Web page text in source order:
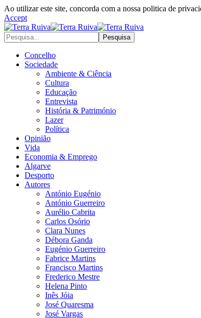
Ao utilizar este site, concorda com a nossa politica de
Accept
Concelho
Sociedade
Ambiente & Ciência
Cultura
Educação
Entrevista
História & Património
Lazer
Política
Opinião
Vida
Economia & Emprego
Algarve
Desporto
Autores
António Eugénio
António Guerreiro
Aurélio Cabrita
Carlos Osório
Clara Nunes
Débora Ganda
Eugénio Guerreiro
Fabrice Martins
Francisco Martins
Frederico Mestre
Helena Pinto
Inês Jóia
José Quaresma
José Vargas